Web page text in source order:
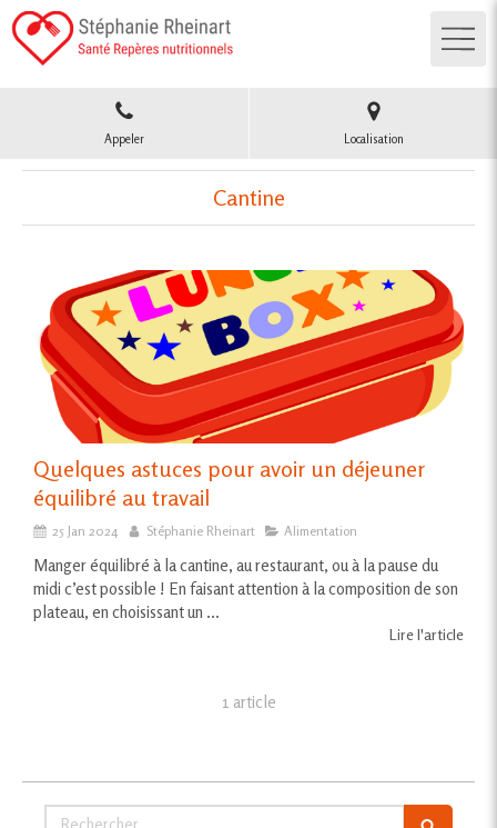
Appeler Localisation
Cantine
Quelques astuces pour avoir un déjeuner
équilibré au travail
25 Jan 2024 Stéphanie Rheinart Alimentation
Manger équilibré à la cantine, au restaurant, ou à la pause du
midi c’est possible ! En faisant attention à la composition de son
plateau, en choisissant un ...
Lire l'article
1 article
Rechercher